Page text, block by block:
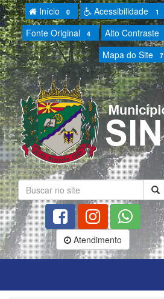
Início 0 Acessibilidade 1
Fonte Original 4 Alto Contraste
Mapa do Site 7
Atendimento